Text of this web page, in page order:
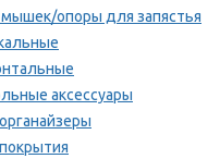
опоры для запястья
аксессуары